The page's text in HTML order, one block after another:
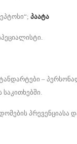
პაატა
–
პრევენციასა